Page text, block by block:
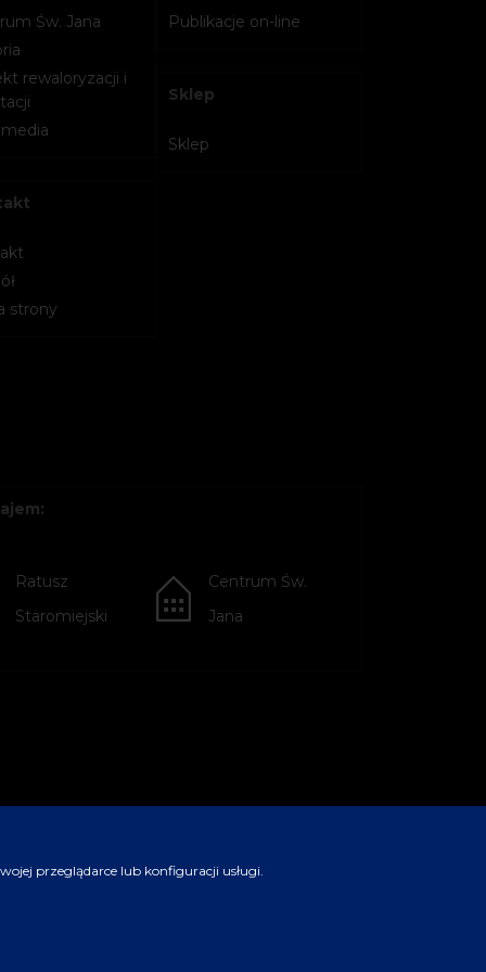
Św. Jana
rewaloryzacji i
strony
Publikacje on-line
Sklep
Sklep
Ratusz
Staromiejski
Centrum Św.
Jana
przeglądarce lub konfiguracji usługi.